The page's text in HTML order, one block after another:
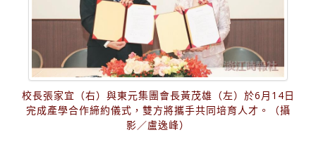
校長張家宜（右）與東元集團會長黃茂雄（左）於6月14日
完成產學合作締約儀式，雙方將攜手共同培育人才。（攝
影／盧逸峰）